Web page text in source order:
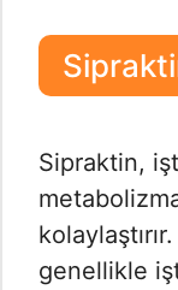
Sipraktin,
genellikle